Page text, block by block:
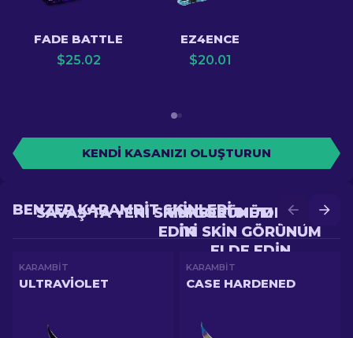
FADE BATTLE
$25.02
EZ4ENCE
$20.01
KENDI KASANIZI OLUŞTURUN
YÜKSELTME'DE DAHA
IYI SKIN GÖRÜNÜM
ELDE EDIN
SAVAŞ'TA YENI SKIN GÖRÜNÜM ELDE
EDIN
BENZER KARAMBIT SKINLERI
KARAMBIT
ULTRAVIOLET
KARAMBIT
CASE HARDENED